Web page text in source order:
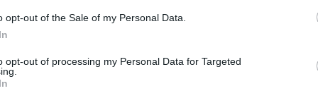
opt-out of the Sale of my Personal Data.
opt-out of processing my Personal Data for Targeted